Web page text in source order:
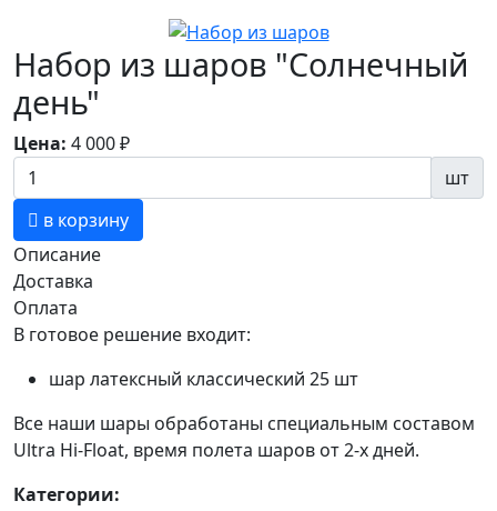
Набор из шаров "Солнечный
день"
Цена: 4 000₽
шт
в корзину
Описание
Доставка
Оплата
В готовое решение входит:
шар латексный классический 25 шт
Все наши шары обработаны специальным составом
Ultra Hi-Float, время полета шаров от 2-х дней.
Категории: